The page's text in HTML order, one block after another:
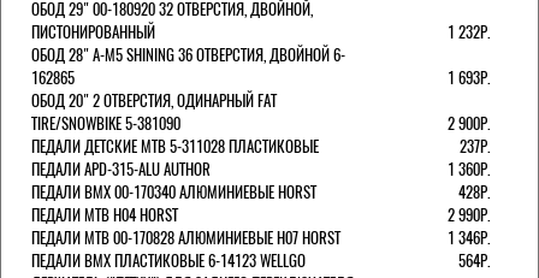
ОБОД 29" 00-180920 32 ОТВЕРСТИЯ, ДВОЙНОЙ,
ПИСТОНИРОВАННЫЙ
1 232Р.
ОБОД 28" A-M5 SHINING 36 ОТВЕРСТИЯ, ДВОЙНОЙ 6-
162865
1 693Р.
ОБОД 20" 2 ОТВЕРСТИЯ, ОДИНАРНЫЙ FAT
TIRE/SNOWBIKE 5-381090
2 900Р.
ПЕДАЛИ ДЕТСКИЕ MTB 5-311028 ПЛАСТИКОВЫЕ
237Р.
ПЕДАЛИ APD-315-ALU AUTHOR
1 360Р.
ПЕДАЛИ BMX 00-170340 АЛЮМИНИЕВЫЕ HORST
428Р.
ПЕДАЛИ MTB H04 HORST
2 990Р.
ПЕДАЛИ MTB 00-170828 АЛЮМИНИЕВЫЕ H07 HORST
1 346Р.
ПЕДАЛИ BMX ПЛАСТИКОВЫЕ 6-14123 WELLGO
564Р.